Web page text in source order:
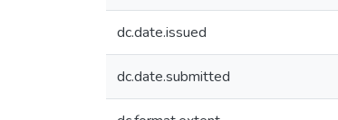
dc.date.issued
dc.date.submitted